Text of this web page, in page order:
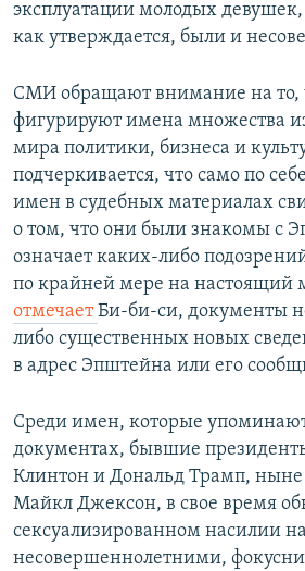
эксплуатации молодых
как утверждается, были и
СМИ обращают внимание на то,
фигурируют имена множества
мира политики, бизнеса и
подчеркивается, что само по
имен в судебных материалах
о том, что они были знакомы с
означает каких-либо
по крайней мере на настоящий
отмечаетБи-би-си, документы
либо существенных новых
в адрес Эпштейна или его
Среди имен, которые
документах, бывшие
Клинтон и Дональд Трамп,
Майкл Джексон, в свое время
сексуализированном насилии
несовершеннолетними,